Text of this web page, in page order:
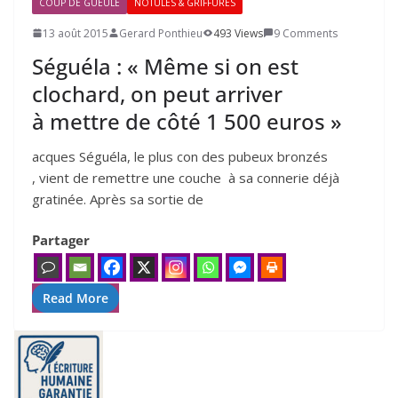
13 août 2015 Gerard Ponthieu 493 Views 9 Comments
Séguéla : « Même si on est
clochard, on peut arriver
à mettre de côté 1 500 euros »
acques Séguéla, le plus con des pubeux bron­zés
, vient de remettre une couche à sa conne­rie déjà
gra­ti­née. Après sa sor­tie de
Partager
Read More